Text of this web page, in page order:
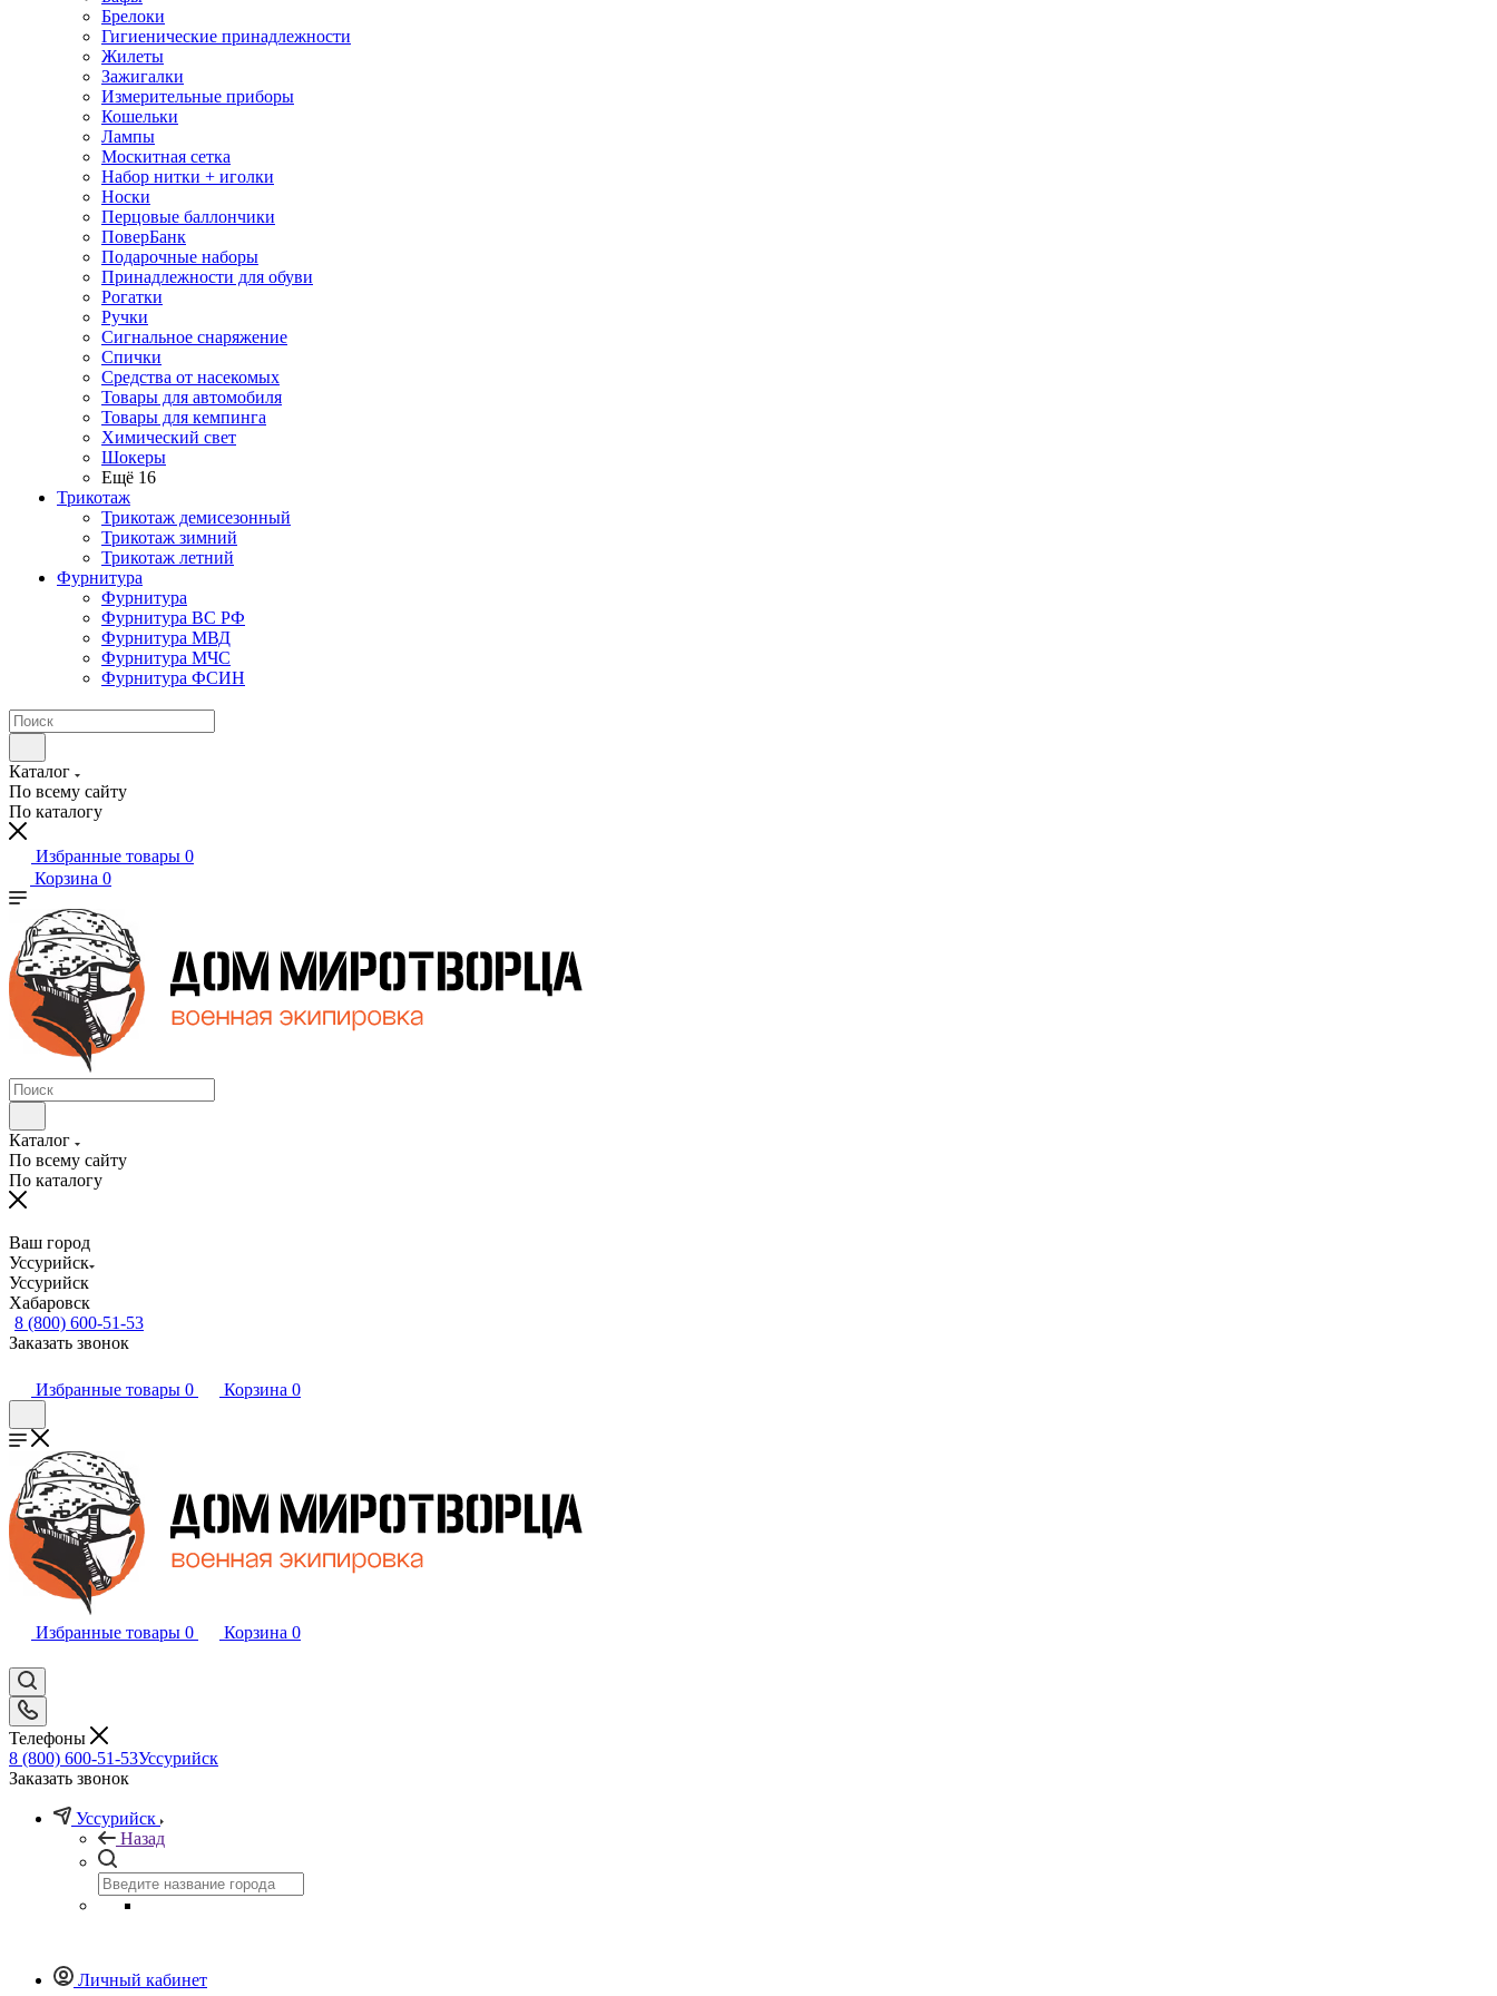
Брелоки
Гигиенические принадлежности
Жилеты
Зажигалки
Измерительные приборы
Кошельки
Лампы
Москитная сетка
Набор нитки + иголки
Носки
Перцовые баллончики
ПоверБанк
Подарочные наборы
Принадлежности для обуви
Рогатки
Ручки
Сигнальное снаряжение
Спички
Средства от насекомых
Товары для автомобиля
Товары для кемпинга
Химический свет
Шокеры
Ещё 16
Трикотаж
Трикотаж демисезонный
Трикотаж зимний
Трикотаж летний
Фурнитура
Фурнитура
Фурнитура ВС РФ
Фурнитура МВД
Фурнитура МЧС
Фурнитура ФСИН
Каталог
По всему сайту
По каталогу
Избранные товары 0
Корзина 0
Каталог
По всему сайту
По каталогу
Ваш город
Уссурийск
Уссурийск
Хабаровск
8 (800) 600-51-53
Заказать звонок
Избранные товары 0 Корзина 0
Избранные товары 0 Корзина 0
Телефоны
8 (800) 600-51-53Уссурийск
Заказать звонок
Уссурийск
Назад
Личный кабинет